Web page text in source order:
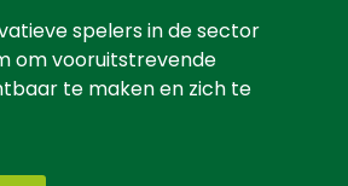
spelers in de sector
om vooruitstrevende
te maken en zich te